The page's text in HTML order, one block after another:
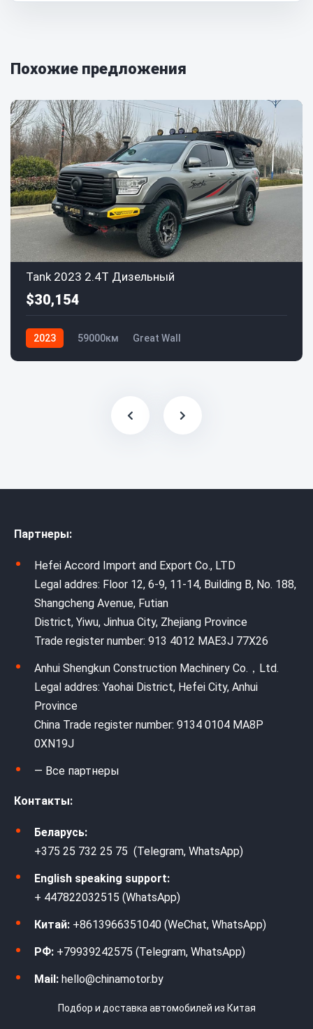
Похожие предложения
Tank 2023 2.4T Дизельный
$30,154
2023 59000км Great Wall
Партнеры:
Hefei Accord Import and Export Co., LTD
Legal addres: Floor 12, 6-9, 11-14, Building B, No. 188,
Shangcheng Avenue, Futian
District, Yiwu, Jinhua City, Zhejiang Province
Trade register number: 913 4012 MAE3J 77X26
Anhui Shengkun Construction Machinery Co.，Ltd.
Legal addres: Yaohai District, Hefei City, Anhui
Province
China Trade register number: 9134 0104 MA8P
0XN19J
— Все партнеры
Контакты:
Беларусь:
+375 25 732 25 75 (Telegram, WhatsApp)
English speaking support:
+ 447822032515 (WhatsApp)
Китай: +8613966351040 (WeChat, WhatsApp)
РФ: +79939242575 (Telegram, WhatsApp)
Mail: hello@chinamotor.by
Подбор и доставка автомобилей из Китая